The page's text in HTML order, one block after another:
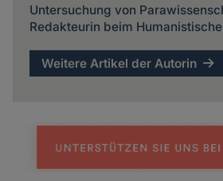
Untersuchung von
Redakteurin beim
Weitere Artikel der Autorin